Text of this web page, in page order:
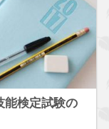
能検定試験の